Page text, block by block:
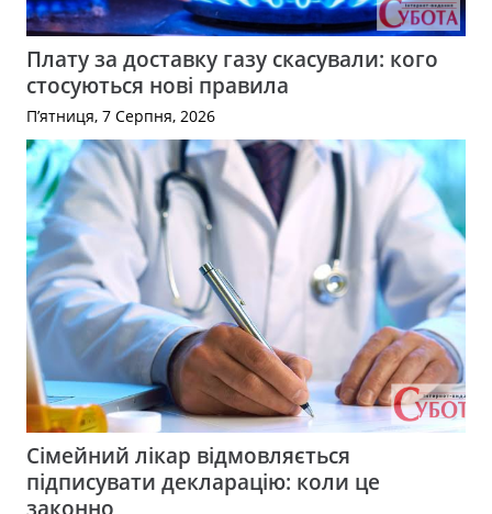
Плату за доставку газу скасували: кого
стосуються нові правила
П’ятниця, 7 Серпня, 2026
Сімейний лікар відмовляється
підписувати декларацію: коли це